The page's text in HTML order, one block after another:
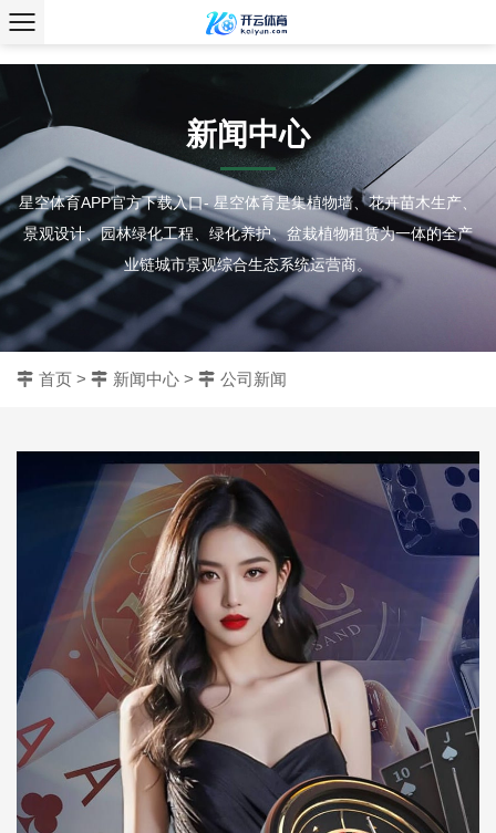
、
新闻中心
星空体育APP官方下载入口- 星空体育是集植物墙、花卉苗木生产、
景观设计、园林绿化工程、绿化养护、盆栽植物租赁为一体的全产
业链城市景观综合生态系统运营商。
首页 > 新闻中心 > 公司新闻